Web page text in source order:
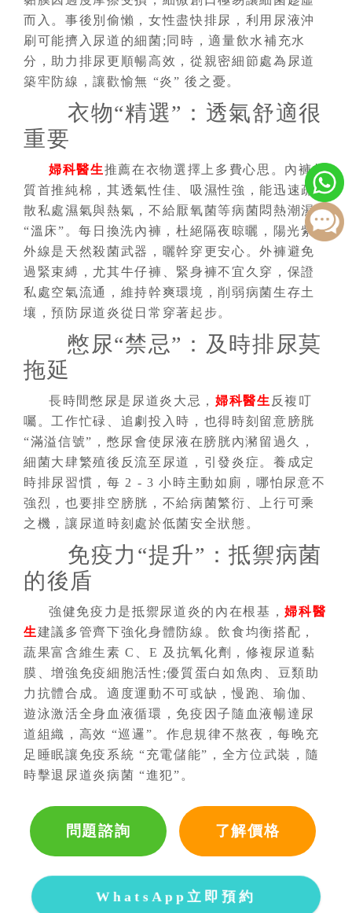
而入。事後別偷懶，女性盡快排尿，利用尿液沖
刷可能擠入尿道的細菌;同時，適量飲水補充水
分，助力排尿更順暢高效，從親密細節處為尿道
築牢防線，讓歡愉無 “炎” 後之憂。
衣物“精選”：透氣舒適很
重要
婦科醫生推薦在衣物選擇上多費心思。內褲材
質首推純棉，其透氣性佳、吸濕性強，能迅速疏
散私處濕氣與熱氣，不給厭氧菌等病菌悶熱潮濕
“溫床”。每日換洗內褲，杜絕隔夜晾曬，陽光紫
外線是天然殺菌武器，曬幹穿更安心。外褲避免
過緊束縛，尤其牛仔褲、緊身褲不宜久穿，保證
私處空氣流通，維持幹爽環境，削弱病菌生存土
壤，預防尿道炎從日常穿著起步。
憋尿“禁忌”：及時排尿莫
拖延
長時間憋尿是尿道炎大忌，婦科醫生 反複叮
囑。工作忙碌、追劇投入時，也得時刻留意膀胱
“滿溢信號”，憋尿會使尿液在膀胱內瀦留過久，
細菌大肆繁殖後反流至尿道，引發炎症。養成定
時排尿習慣，每 2 - 3 小時主動如廁，哪怕尿意不
強烈，也要排空膀胱，不給病菌繁衍、上行可乘
之機，讓尿道時刻處於低菌安全狀態。
免疫力“提升”：抵禦病菌
的後盾
強健免疫力是抵禦尿道炎的內在根基，婦科醫
生建議多管齊下強化身體防線。飲食均衡搭配，
蔬果富含維生素 C、E 及抗氧化劑，修複尿道黏
膜、增強免疫細胞活性;優質蛋白如魚肉、豆類助
力抗體合成。適度運動不可或缺，慢跑、瑜伽、
遊泳激活全身血液循環，免疫因子隨血液暢達尿
道組織，高效 “巡邏”。作息規律不熬夜，每晚充
足睡眠讓免疫系統 “充電儲能”，全方位武裝，隨
時擊退尿道炎病菌 “進犯”。
問題諮詢 了解價格
WhatsApp立即預約